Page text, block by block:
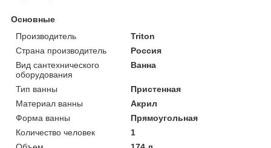
Основные
Производитель
Triton
Страна производитель
Россия
Вид сантехнического
оборудования
Ванна
Тип ванны
Пристенная
Материал ванны
Акрил
Форма ванны
Прямоугольная
Количество человек
1